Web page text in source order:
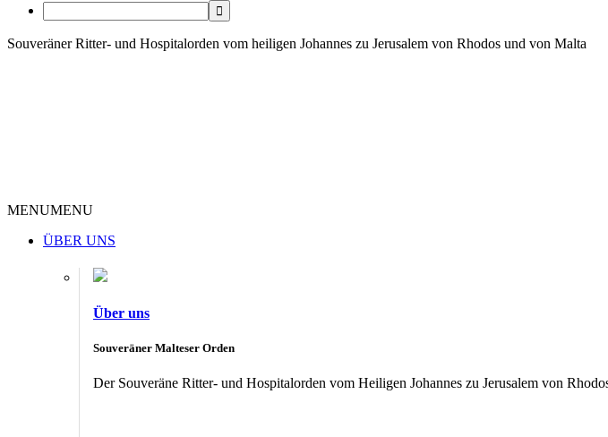
Souveräner Ritter- und Hospitalorden vom heiligen Johannes zu Jerusalem von Rhodos und von Malta
MENUMENU
ÜBER UNS
Über uns
Souveräner Malteser Orden
Der Souveräne Ritter- und Hospitalorden vom Heiligen Johannes zu Jerusalem von